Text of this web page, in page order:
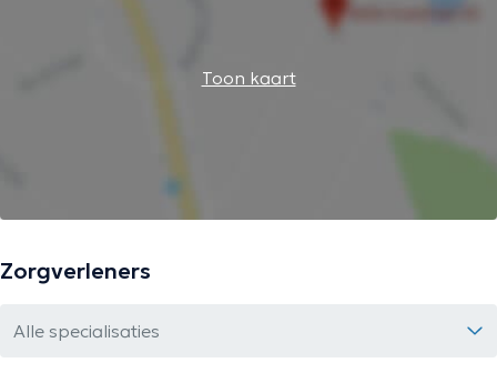
Toon kaart
Zorgverleners
Alle specialisaties